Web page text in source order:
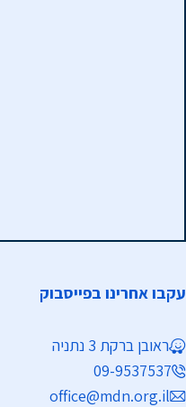
עקבו אחרינו בפייסבוק
ראובן ברקת 3 נתניה
09-9537537
office@mdn.org.il